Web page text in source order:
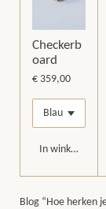
Checkerb
oard
€ 359,00
In winkelwagen
Blog “Hoe herken